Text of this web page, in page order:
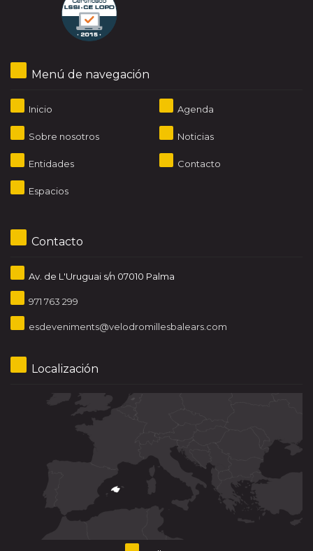
Menú de navegación
Inicio
Sobre nosotros
Entidades
Espacios
Agenda
Noticias
Contacto
Contacto
Av. de L'Uruguai s/n 07010 Palma
971 763 299
esdeveniments@velodromillesbalears.com
Localización